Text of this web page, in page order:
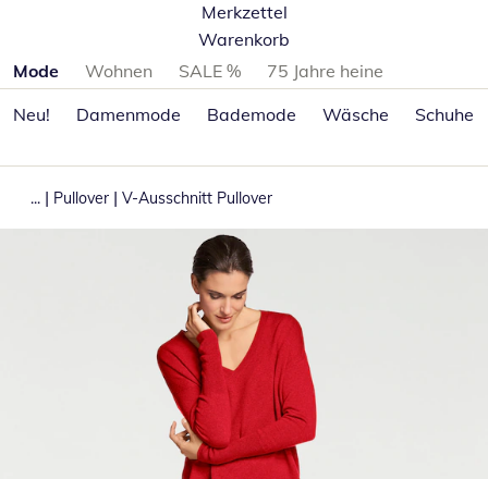
Merkzettel
Warenkorb
Produktkategorien überspringen
Mode Wohnen SALE %
75 Jahre heine
Neu!
Damenmode Bademode Wäsche Schuhe
... | Pullover | V-Ausschnitt Pullover